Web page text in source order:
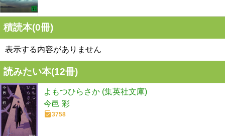
積読本(0冊)
表示する内容がありません
読みたい本(12冊)
よもつひらさか (集英社文庫)
今邑 彩
3758